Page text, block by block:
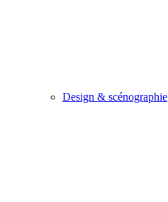
Design & scénographie